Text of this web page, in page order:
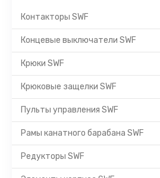
Контакторы SWF
Концевые выключатели SWF
Крюки SWF
Крюковые защелки SWF
Пульты управления SWF
Рамы канатного барабана SWF
Редукторы SWF